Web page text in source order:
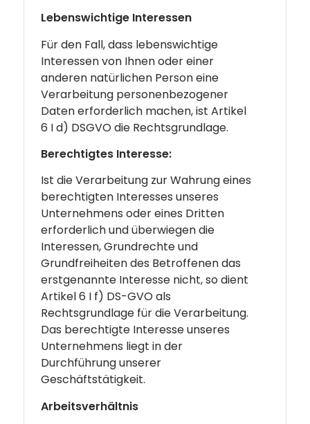
Lebenswichtige Interessen
Für den Fall, dass lebenswichtige
Interessen von Ihnen oder einer
anderen natürlichen Person eine
Verarbeitung personenbezogener
Daten erforderlich machen, ist Artikel
6 I d) DSGVO die Rechtsgrundlage.
Berechtigtes Interesse:
Ist die Verarbeitung zur Wahrung eines
berechtigten Interesses unseres
Unternehmens oder eines Dritten
erforderlich und überwiegen die
Interessen, Grundrechte und
Grundfreiheiten des Betroffenen das
erstgenannte Interesse nicht, so dient
Artikel 6 I f) DS-GVO als
Rechtsgrundlage für die Verarbeitung.
Das berechtigte Interesse unseres
Unternehmens liegt in der
Durchführung unserer
Geschäftstätigkeit.
Arbeitsverhältnis